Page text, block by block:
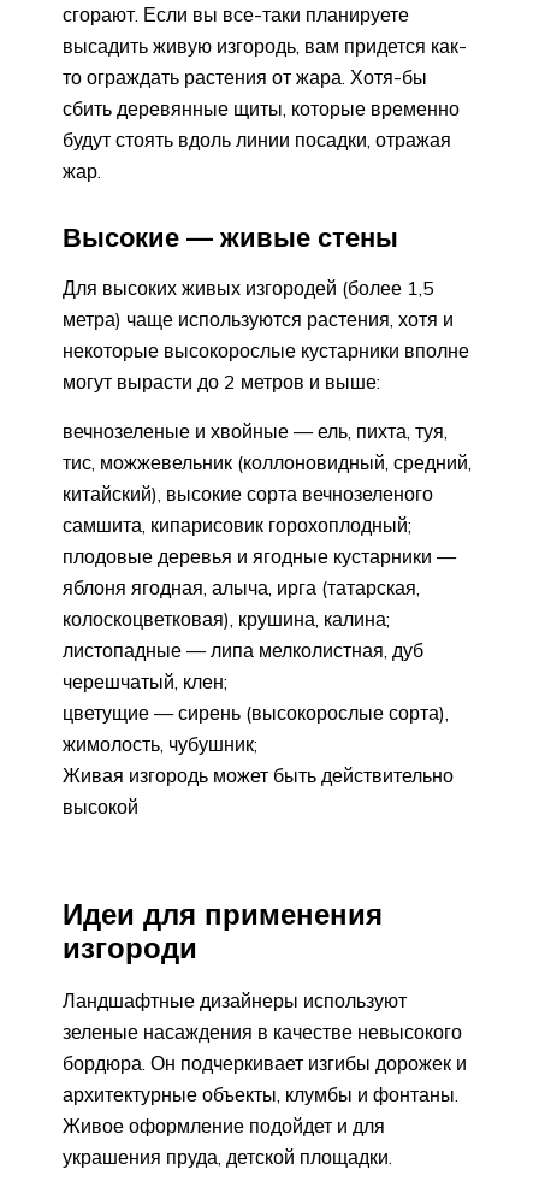
сгорают. Если вы все-таки планируете
высадить живую изгородь, вам придется как-
то ограждать растения от жара. Хотя-бы
сбить деревянные щиты, которые временно
будут стоять вдоль линии посадки, отражая
жар.
Высокие — живые стены
Для высоких живых изгородей (более 1,5
метра) чаще используются растения, хотя и
некоторые высокорослые кустарники вполне
могут вырасти до 2 метров и выше:
вечнозеленые и хвойные — ель, пихта, туя,
тис, можжевельник (коллоновидный, средний,
китайский), высокие сорта вечнозеленого
самшита, кипарисовик горохоплодный;
плодовые деревья и ягодные кустарники —
яблоня ягодная, алыча, ирга (татарская,
колоскоцветковая), крушина, калина;
листопадные — липа мелколистная, дуб
черешчатый, клен;
цветущие — сирень (высокорослые сорта),
жимолость, чубушник;
Живая изгородь может быть действительно
высокой
Идеи для применения
изгороди
Ландшафтные дизайнеры используют
зеленые насаждения в качестве невысокого
бордюра. Он подчеркивает изгибы дорожек и
архитектурные объекты, клумбы и фонтаны.
Живое оформление подойдет и для
украшения пруда, детской площадки.